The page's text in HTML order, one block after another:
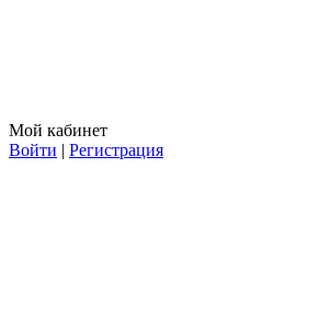
Мой кабинет
Войти | Регистрация